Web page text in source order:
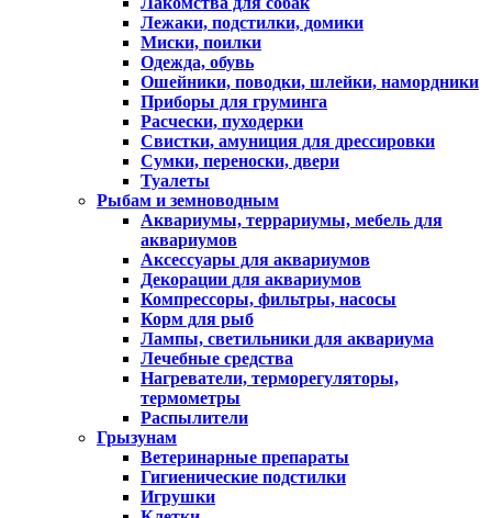
Лежаки, подстилки, домики
Миски, поилки
Одежда, обувь
Ошейники, поводки, шлейки, намордники
Приборы для груминга
Расчески, пуходерки
Свистки, амуниция для дрессировки
Сумки, переноски, двери
Туалеты
Рыбам и земноводным
Аквариумы, террариумы, мебель для
аквариумов
Аксессуары для аквариумов
Декорации для аквариумов
Компрессоры, фильтры, насосы
Корм для рыб
Лампы, светильники для аквариума
Лечебные средства
Нагреватели, терморегуляторы,
термометры
Распылители
Грызунам
Ветеринарные препараты
Гигиенические подстилки
Игрушки